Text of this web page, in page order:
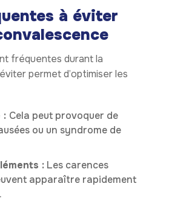
à éviter
fréquentes durant la
permet d’optimiser les
: Cela peut provoquer de
ou un syndrome de
: Les carences
apparaître rapidement